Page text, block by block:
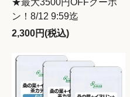
★最大3500円OFFクーポ
ン！8/12 9:59迄
2,300円(税込)